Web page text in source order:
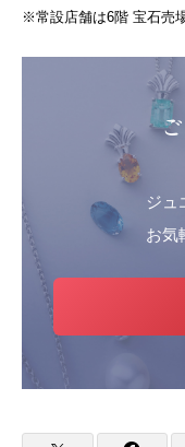
※常設店舗は6階 宝石売
ジュ
お気